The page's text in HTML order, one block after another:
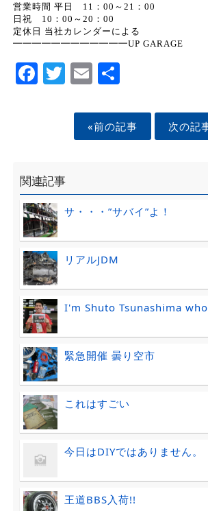
営業時間 平日 11：00～21：00
日祝 10：00～20：00
定休日 当社カレンダーによる
━━━━━━━━━━━━UP GARAGE
Facebook
Twitter
EmailShare
«前の記事 次の記
関連記事
サ・・・”サバイ”よ！
リアルJDM
I'm Shuto Tsunashima
緊急開催 曇り空市
これはすごい
今日はDIYではありません。
王道BBS入荷!!